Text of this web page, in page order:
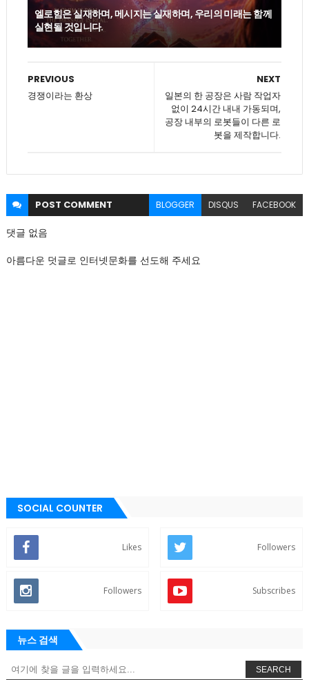
엘로힘은 실재하며, 메시지는 실재하며, 우리의 미래는 함께
실현될 것입니다.
NEXT
일본의 한 공장은 사람 작업자
없이 24시간 내내 가동되며,
공장 내부의 로봇들이 다른 로
봇을 제작합니다.
PREVIOUS
경쟁이라는 환상
POST COMMENT BLOGGER DISQUS FACEBOOK
댓글 없음
아름다운 덧글로 인터넷문화를 선도해 주세요
SOCIAL COUNTER
Likes Followers
Followers Subscribes
뉴스 검색
SEARCH